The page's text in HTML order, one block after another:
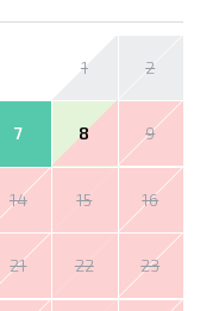
1 2
7 8 9
14 15 16
21 22 23